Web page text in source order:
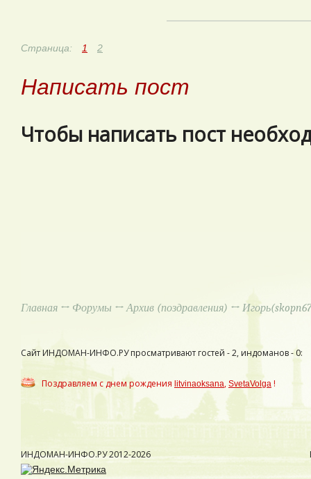
Страница: 1 2
Написать пост
Чтобы написать пост
Главная ↔ Форумы ↔Архив (поздравления) ↔
Сайт ИНДОМАН-ИНФО.РУ просматривают гостей - 2, индоманов - 0:
Поздравляем с днем рождения litvinaoksana, SvetaVolga !
ИНДОМАН-ИНФО.РУ2012-2026